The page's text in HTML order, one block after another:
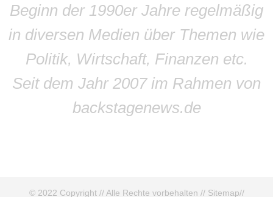
Beginn der 1990er Jahre regelmäßig
in diversen Medien über Themen wie
Politik, Wirtschaft, Finanzen etc.
Seit dem Jahr 2007 im Rahmen von
backstagenews.de
© 2022 Copyright // Alle Rechte vorbehalten // Sitemap//